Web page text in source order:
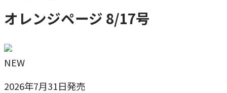
オレンジページ 8/17号
NEW
2026年7月31日発売